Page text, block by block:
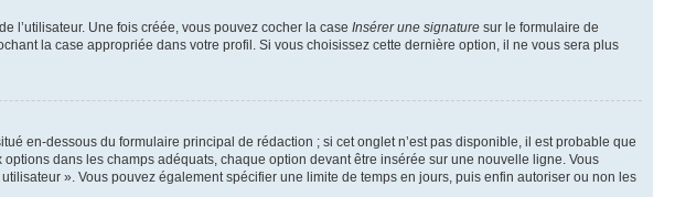
l’utilisateur. Une fois créée, vous pouvez cocher la case Insérer une signature sur le formulaire de
la case appropriée dans votre profil. Si vous choisissez cette dernière option, il ne vous sera plus
en-dessous du formulaire principal de rédaction ; si cet onglet n’est pas disponible, il est probable que
dans les champs adéquats, chaque option devant être insérée sur une nouvelle ligne. Vous
». Vous pouvez également spécifier une limite de temps en jours, puis enfin autoriser ou non les